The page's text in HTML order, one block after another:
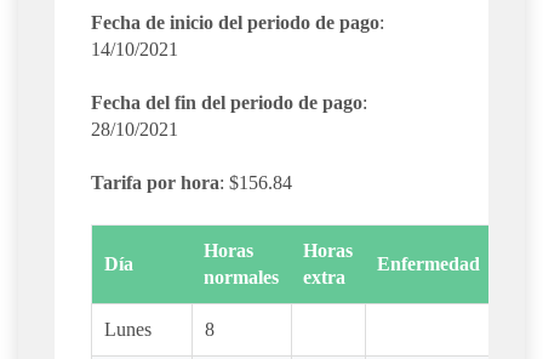
Fecha de inicio del periodo de pago:
14/10/2021
Fecha del fin del periodo de pago:
28/10/2021
Tarifa por hora: $156.84
Día
Horas
normales
Horas
extra
Enfermedad
Lunes 8